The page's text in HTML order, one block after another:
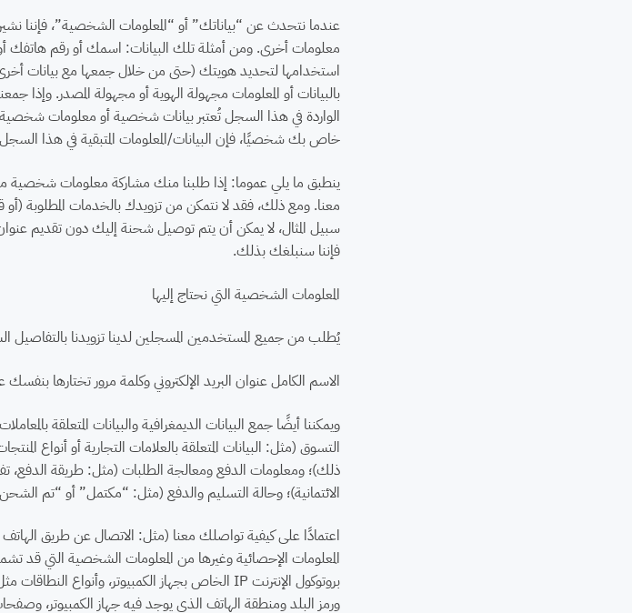
عندما نتحدث عن “بياناتك” أو “المعلومات الشخصية”، فإننا
معلومات أخرى. ومن أمثلة تلك البيانات: اسمك أو رقم هاتفك
استخدامها لتحديد هويتك (حتى من خلال جمعها مع بيانات أخرى)
بالبيانات أو المعلومات مجهولة الهوية أو مجهولة المصدر. وإذا
الواردة في هذا السجل تُعتبر بيانات شخصية أو معلومات
خاص بك شخصيًا، فإن البيانات/المعلومات المتبقية في هذا
ينطبق ما يلي عموما: إذا طلبنا منك مشاركة معلومات شخصية
معنا. ومع ذلك، فقد لا نتمكن من تزويدك بالخدمات المطلوبة (أو
سبيل المثال، لا يمكن أن يتم توصيل شحنة إليك دون تقديم
فإننا سنبلغك بذلك.
المعلومات الشخصية التي نحتاج إليها
يُطلب من جميع المستخدمين المسجلين لدينا تزويدنا بالتفاصيل
الاسم الكامل عنوان البريد الإلكتروني وكلمة مرور تختارها
ويمكننا أيضًا جمع البيانات الديمغرافية والبيانات المتعلقة
التسوق (مثل: البيانات المتعلقة بالعلامات التجارية أو أنواع
ذلك)؛ ومعلومات الدفع ومعالجة الطلبات (مثل: طريقة الدفع،
الائتمانية)؛ وحالة التسليم والدفع (مثل: “مكتمل” أو “تم
اعتمادًا على كيفية تواصلك معنا (مثل: الاتصال عن طريق الهاتف
ورمز البلد ومنطقة الهاتف الذي يوجد فيه جهاز الكمبيوتر،